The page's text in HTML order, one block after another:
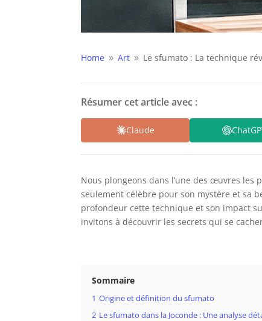
Home 9 Art 9 Le sfumato : La technique
Résumer cet article avec :
Claude
Nous plongeons dans l’une des œuvres les
seulement célèbre pour son mystère et sa
profondeur cette technique et son impact
invitons à découvrir les secrets qui se
Sommaire
1 Origine et définition du sfumato
2 Le sfumato dans la Joconde : Une analyse